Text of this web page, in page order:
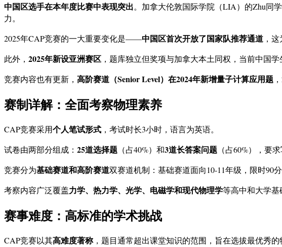
中国区选手在本年度比赛中表现突出。加拿大伦敦国际学院（LIA）的Zhu同
力。
2025年CAP竞赛的一大重要变化是——中国区首次开放了国家队推荐通道 ，
此外， 2025年新设亚洲赛区 ，题库独立但奖项与加拿大本土同权，当前中国
竞赛内容也有更新， 高阶赛道（Senior Level）在2024年新增量子计算应用题
赛制详解：全面考察物理素养
CAP竞赛采用个人笔试形式 ，考试时长3小时，语言为英语。
试卷由两部分组成： 25道选择题 （占40%）和3道长答案问题 （占60%），要
竞赛分为基础赛道和高阶赛道双赛道机制：基础赛道面向10-11年级，限时90
考察内容广泛覆盖力学、热力学、光学、电磁学和现代物理学等高中和大学基
赛事难度：高标准的学术挑战
CAP竞赛以其高难度著称，题目通常超出课堂知识的范围，旨在选拔最优秀的